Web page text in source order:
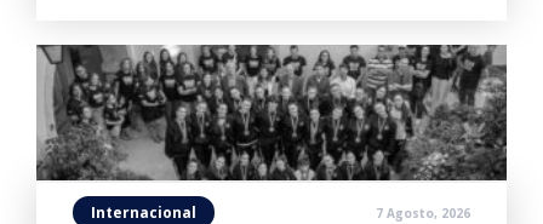
Internacional 7 Agosto, 2026